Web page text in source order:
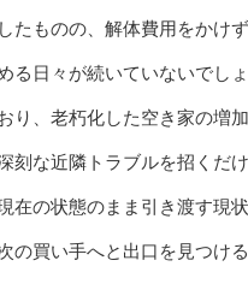
たものの、解体費用をかけ
る日々が続いていないでし
り、老朽化した空き家の増
刻な近隣トラブルを招くだ
在の状態のまま引き渡す現
の買い手へと出口を見つけ